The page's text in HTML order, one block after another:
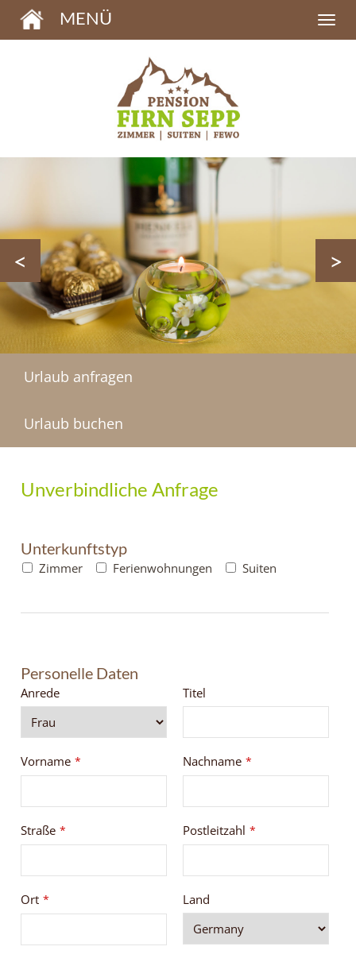
MENÜ
< >
Urlaub anfragen
Urlaub buchen
Unverbindliche Anfrage
Unterkunftstyp
Zimmer Ferienwohnungen Suiten
Personelle Daten
Anrede
Vorname *
Straße *
Ort *
Titel
Nachname *
Postleitzahl *
Land